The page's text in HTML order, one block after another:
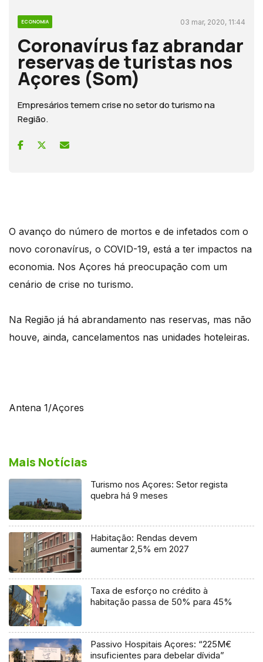
ECONOMIA 03 mar, 2020, 11:44
Coronavírus faz abrandar
reservas de turistas nos
Açores (Som)
Empresários temem crise no setor do turismo na
Região.
O avanço do número de mortos e de infetados com o
novo coronavírus, o COVID-19, está a ter impactos na
economia. Nos Açores há preocupação com um
cenário de crise no turismo.
Na Região já há abrandamento nas reservas, mas não
houve, ainda, cancelamentos nas unidades hoteleiras.
Antena 1/Açores
Mais Notícias
Turismo nos Açores: Setor regista
quebra há 9 meses
Habitação: Rendas devem
aumentar 2,5% em 2027
Taxa de esforço no crédito à
habitação passa de 50% para 45%
Passivo Hospitais Açores: “225M€
insuficientes para debelar dívida”